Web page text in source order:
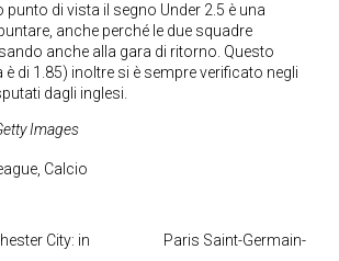
di vista il segno Under 2.5 è una
anche perché le due squadre
anche alla gara di ritorno. Questo
di 1.85) inoltre si è sempre verificato negli
dagli inglesi.
Images
, Calcio
City: in
Paris Saint-Germain-